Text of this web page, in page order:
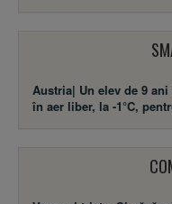
Austria| Un elev de 9
în aer liber, la -1°C,